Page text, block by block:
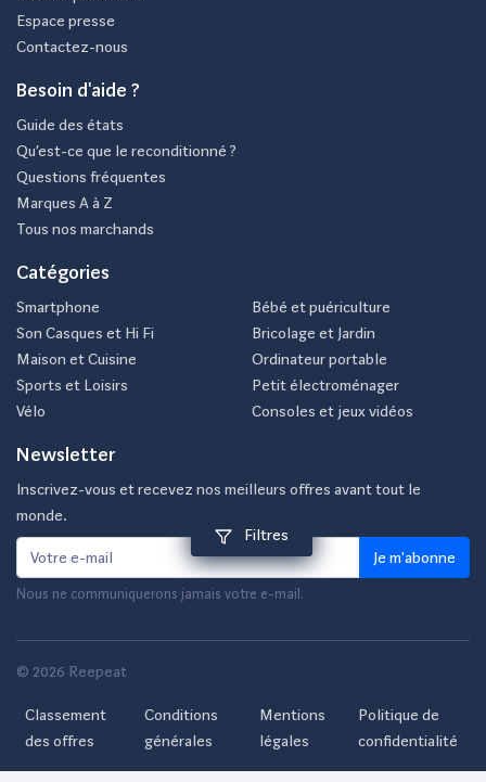
Filtres
Espace presse
Contactez-nous
Besoin d'aide ?
Guide des états
Qu’est-ce que le reconditionné ?
Questions fréquentes
Marques A à Z
Tous nos marchands
Catégories
Smartphone
Son Casques et Hi Fi
Maison et Cuisine
Sports et Loisirs
Vélo
Bébé et puériculture
Bricolage et Jardin
Ordinateur portable
Petit électroménager
Consoles et jeux vidéos
Newsletter
Inscrivez-vous et recevez nos meilleurs offres avant tout le
monde.
Je m'abonne
Nous ne communiquerons jamais votre e-mail.
© 2026 Reepeat
Classement
des offres
Conditions
générales
Mentions
légales
Politique de
confidentialité